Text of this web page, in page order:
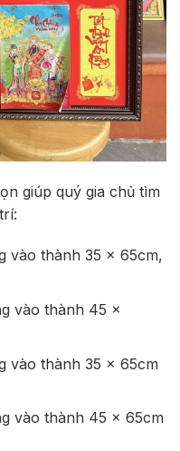
giúp quý gia chủ tìm
vào thành 35 x 65cm,
vào thành 45 x
vào thành 35 x 65cm
vào thành 45 x 65cm